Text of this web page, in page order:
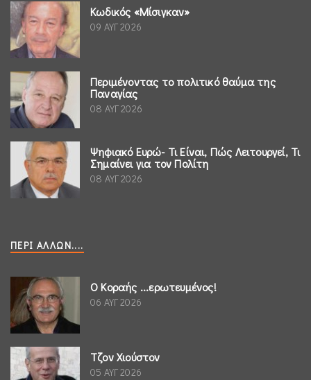
Κωδικός «Μίσιγκαν»
09 ΑΥΓ 2026
Περιμένοντας το πολιτικό θαύμα της
Παναγίας
08 ΑΥΓ 2026
Ψηφιακό Ευρώ- Τι Είναι, Πώς Λειτουργεί, Τι
Σημαίνει για τον Πολίτη
08 ΑΥΓ 2026
ΠΕΡΊ ΆΛΛΩΝ....
Ο Κοραής ...ερωτευμένος!
06 ΑΥΓ 2026
Τζον Χιούστον
05 ΑΥΓ 2026